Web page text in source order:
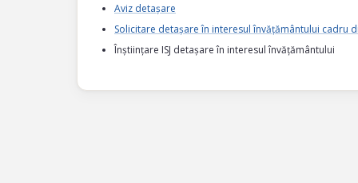
Aviz detașare
Solicitare detașare în interesul învățământului cadru
Înștiințare ISJ detașare în interesul învățământului